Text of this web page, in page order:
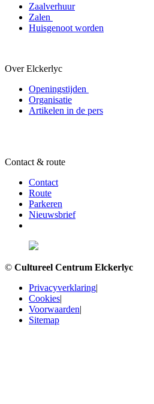
Zaalverhuur
Zalen
Huisgenoot worden
Over Elckerlyc
Openingstijden
Organisatie
Artikelen in de pers
Contact & route
Contact
Route
Parkeren
Nieuwsbrief
© Cultureel Centrum Elckerlyc
Privacyverklaring|
Cookies|
Voorwaarden|
Sitemap